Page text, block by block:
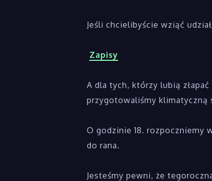
Jeśli chcielibyście wziąć
Zapisy
A dla tych, którzy lubią
przygotowaliśmy klimatyczną
O godzinie 18. rozpoczniemy
do rana.
Jesteśmy pewni, że